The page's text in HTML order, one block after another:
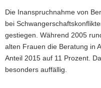
Die Inanspruchnahme von
bei
gestiegen. Während 2005
alten Frauen die Beratung in
Anteil 2015 auf 11 Prozent.
besonders auffällig.